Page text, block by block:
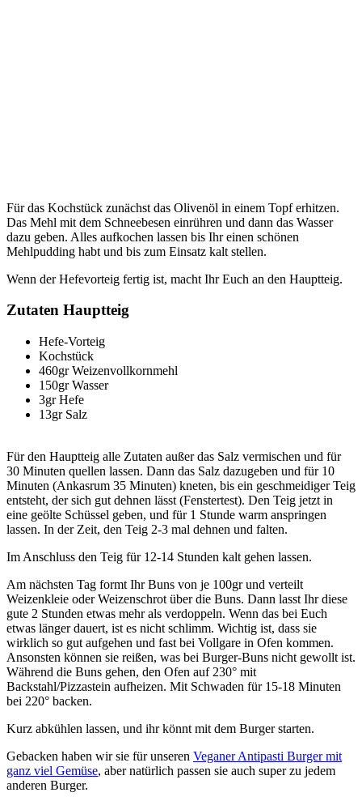
Für das Kochstück zunächst das Olivenöl in einem Topf erhitzen.
Das Mehl mit dem Schneebesen einrühren und dann das Wasser
dazu geben. Alles aufkochen lassen bis Ihr einen schönen
Mehlpudding habt und bis zum Einsatz kalt stellen.
Wenn der Hefevorteig fertig ist, macht Ihr Euch an den Hauptteig.
Zutaten Hauptteig
Hefe-Vorteig
Kochstück
460gr Weizenvollkornmehl
150gr Wasser
3gr Hefe
13gr Salz
Für den Hauptteig alle Zutaten außer das Salz vermischen und für
30 Minuten quellen lassen. Dann das Salz dazugeben und für 10
Minuten (Ankasrum 35 Minuten) kneten, bis ein geschmeidiger Teig
entsteht, der sich gut dehnen lässt (Fenstertest). Den Teig jetzt in
eine geölte Schüssel geben, und für 1 Stunde warm anspringen
lassen. In der Zeit, den Teig 2-3 mal dehnen und falten.
Im Anschluss den Teig für 12-14 Stunden kalt gehen lassen.
Am nächsten Tag formt Ihr Buns von je 100gr und verteilt
Weizenkleie oder Weizenschrot über die Buns. Dann lasst Ihr diese
gute 2 Stunden etwas mehr als verdoppeln. Wenn das bei Euch
etwas länger dauert, ist es nicht schlimm. Wichtig ist, dass sie
wirklich so gut aufgehen und fast bei Vollgare in Ofen kommen.
Ansonsten können sie reißen, was bei Burger-Buns nicht gewollt ist.
Während die Buns gehen, den Ofen auf 230° mit
Backstahl/Pizzastein aufheizen. Mit Schwaden für 15-18 Minuten
bei 220° backen.
Kurz abkühlen lassen, und ihr könnt mit dem Burger starten.
Gebacken haben wir sie für unseren Veganer Antipasti Burger mit
ganz viel Gemüse, aber natürlich passen sie auch super zu jedem
anderen Burger.